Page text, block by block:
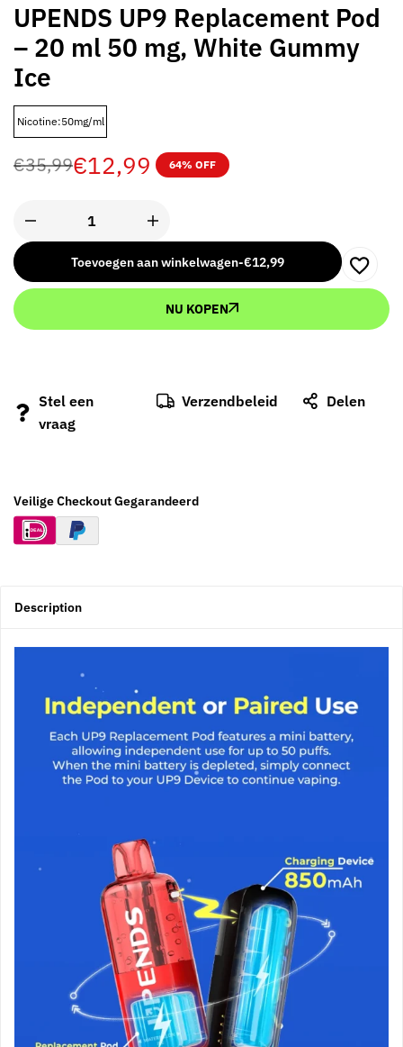
UPENDS UP9 Replacement Pod
– 20 ml 50 mg, White Gummy
Ice
Nicotine:50mg/ml
€35,99€12,99 64% OFF
Toevoegen aan winkelwagen-€12,99
NU KOPEN
Stel een
vraag
Verzendbeleid Delen
Veilige Checkout Gegarandeerd
Description